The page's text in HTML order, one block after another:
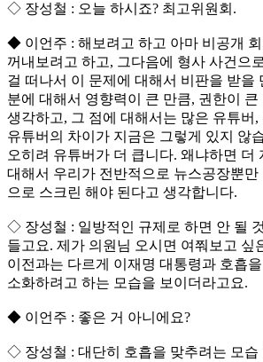
◇ 장성철 : 오늘 하시죠? 최고위원회.
◆ 이언주 : 해보려고 하고 아마 비공개
꺼내보려고 하고, 그다음에 형사 사건으
걸 떠나서 이 문제에 대해서 비판을 받을
분에 대해서 영향력이 큰 만큼, 권한이 큰
생각하고, 그 점에 대해서는 많은 유튜버,
유튜버의 차이가 지금은 그렇게 있지 않
오히려 유튜버가 더 큽니다. 왜냐하면 더
대해서 우리가 전반적으로 뉴스공장뿐만
으로 스크린 해야 된다고 생각합니다.
◇ 장성철 : 일방적인 규제로 하면 안 될
들고요. 제가 의원님 오시면 여쭤보고 싶
이전과는 다르게 이재명 대통령과 호흡
소화하려고 하는 모습을 보이더라고요.
◆ 이언주 : 좋은 거 아니에요?
◇ 장성철 : 대단히 호흡을 맞추려는 모습